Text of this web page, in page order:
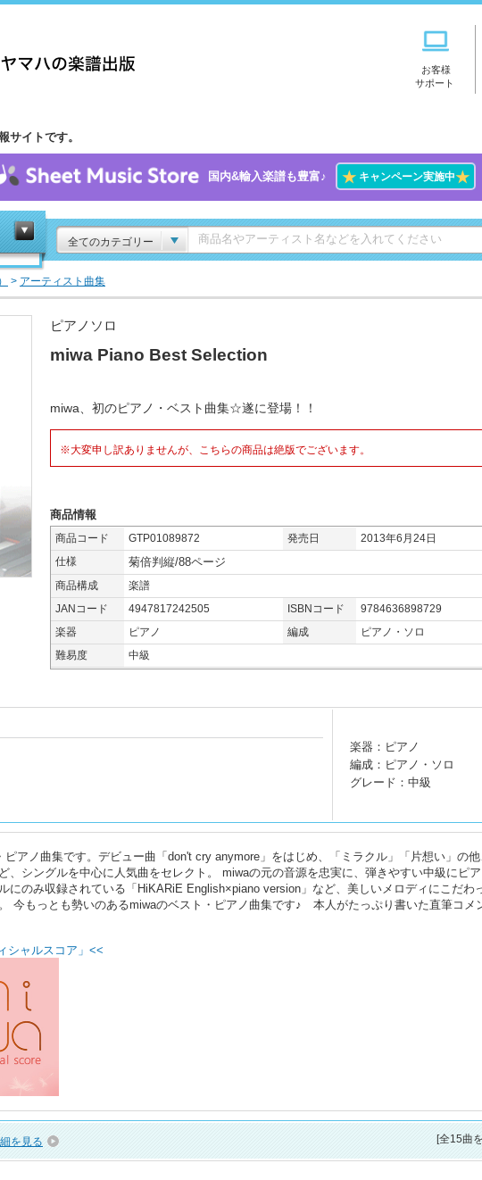
お客様
サポート
サイトです。
国内&輸入楽譜も豊富♪ ★キャンペーン実施中★
全てのカテゴリー
> アーティスト曲集
ピアノソロ
miwa Piano Best Selection
miwa、初のピアノ・ベスト曲集☆遂に登場！！
※大変申し訳ありませんが、こちらの商品は絶版でございます。
商品情報
商品コード GTP01089872 発売日
2013年6月24日
仕様
菊倍判縦/88ページ
商品構成
楽譜
JANコード
4947817242505 ISBNコード
9784636898729
楽器
ピアノ 編成
ピアノ・ソロ
難易度
中級
楽器：ピアノ
編成：ピアノ・ソロ
グレード：中級
アノ曲集です。デビュー曲「don't cry anymore」をはじめ、「ミラクル」「片想い」の
、シングルを中心に人気曲をセレクト。 miwaの元の音源を忠実に、弾きやすい中級にピア
にのみ収録されている「HiKARiE English×piano version」など、美しいメロディにこだわ
今もっとも勢いのあるmiwaのベスト・ピアノ曲集です♪ 本人がたっぷり書いた直筆コメ
シャルスコア」<<
を見る [全15曲